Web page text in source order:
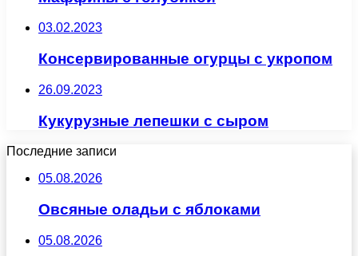
03.02.2023
Консервированные огурцы с укропом
26.09.2023
Кукурузные лепешки с сыром
Последние записи
05.08.2026
Овсяные оладьи с яблоками
05.08.2026